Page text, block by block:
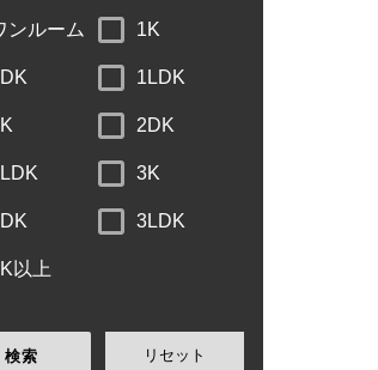
ンルーム 1K
1LDK
2DK
3K
3LDK
以上
検索 リセット